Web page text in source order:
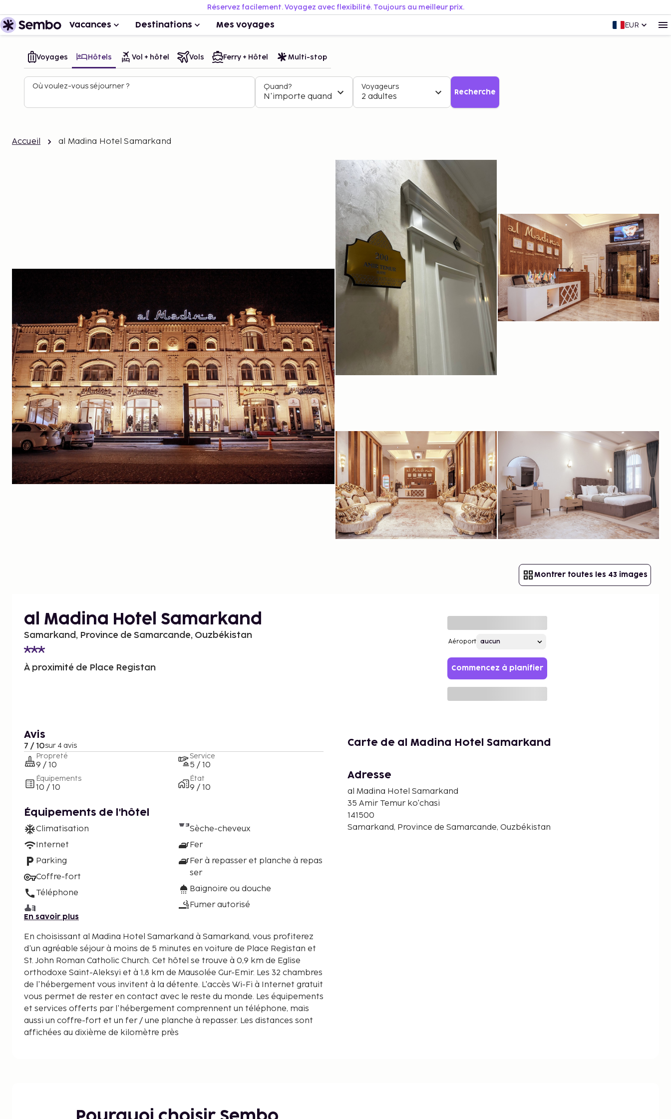
Réservez facilement. Voyagez avec flexibilité. Toujours au meilleur prix.
Vacances Destinations Mes voyages EUR
Voyages Hôtels Vol + hôtel Vols Ferry + Hôtel Multi-stop
Où voulez-vous séjourner ? Quand?
N'importe quand
Voyageurs
2 adultes Recherche
Accueil al Madina Hotel Samarkand
Montrer toutes les 43 images
al Madina Hotel Samarkand
Samarkand, Province de Samarcande, Ouzbékistan
À proximité de Place Registan
Aéroport
Commencez à planifier
Avis
7 / 10sur 4 avis
Propreté
9 / 10
Équipements
10 / 10
Service
5 / 10
État
9 / 10
Équipements de l'hôtel
Climatisation
Internet
Parking
Coffre-fort
Téléphone
Sèche-cheveux
Fer
Fer à repasser et planche à repas
ser
Baignoire ou douche
Fumer autorisé
En savoir plus
En choisissant al Madina Hotel Samarkand à Samarkand, vous profiterez
d'un agréable séjour à moins de 5 minutes en voiture de Place Registan et
St. John Roman Catholic Church. Cet hôtel se trouve à 0,9 km de Eglise
orthodoxe Saint-Aleksyi et à 1,8 km de Mausolée Gur-Emir. Les 32 chambres
de l'hébergement vous invitent à la détente. L'accès Wi-Fi à Internet gratuit
vous permet de rester en contact avec le reste du monde. Les équipements
et services offerts par l'hébergement comprennent un téléphone, mais
aussi un coffre-fort et un fer / une planche à repasser. Les distances sont
affichées au dixième de kilomètre près
Ulugbek Madrasah - 2,3 km
Carte de al Madina Hotel Samarkand
Adresse
al Madina Hotel Samarkand
35 Amir Temur ko'chasi
141500
Samarkand, Province de Samarcande, Ouzbékistan